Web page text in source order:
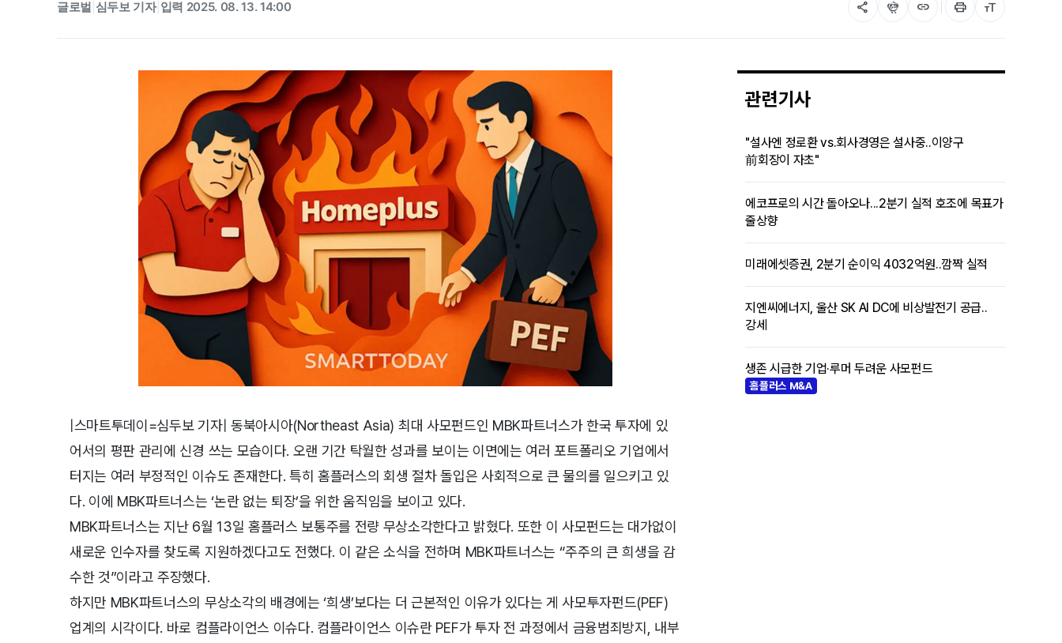
글로벌 심두보 기자| 입력 2025. 08. 13. 14:00 share flutter_dash link print format_size
|스마트투데이=심두보 기자| 동북아시아(Northeast Asia) 최대 사모펀드인 MBK파트너스가 한국 투자에 있
어서의 평판 관리에 신경 쓰는 모습이다. 오랜 기간 탁월한 성과를 보이는 이면에는 여러 포트폴리오 기업에서
터지는 여러 부정적인 이슈도 존재한다. 특히 홈플러스의 회생 절차 돌입은 사회적으로 큰 물의를 일으키고 있
다. 이에 MBK파트너스는 ‘논란 없는 퇴장’을 위한 움직임을 보이고 있다.
MBK파트너스는 지난 6월 13일 홈플러스 보통주를 전량 무상소각한다고 밝혔다. 또한 이 사모펀드는 대가없이
새로운 인수자를 찾도록 지원하겠다고도 전했다. 이 같은 소식을 전하며 MBK파트너스는 “주주의 큰 희생을 감
수한 것”이라고 주장했다.
하지만 MBK파트너스의 무상소각의 배경에는 ‘희생’보다는 더 근본적인 이유가 있다는 게 사모투자펀드(PEF)
업계의 시각이다. 바로 컴플라이언스 이슈다. 컴플라이언스 이슈란 PEF가 투자 전 과정에서 금융범죄방지, 내부
관련기사
"설사엔 정로환 vs.회사경영은 설사중..이양구
前회장이 자초"
에코프로의 시간 돌아오나...2분기 실적 호조에 목표가
줄상향
미래에셋증권, 2분기 순이익 4032억원..깜짝 실적
지엔씨에너지, 울산 SK AI DC에 비상발전기 공급..
강세
생존 시급한 기업·루머 두려운 사모펀드
홈플러스 M&A